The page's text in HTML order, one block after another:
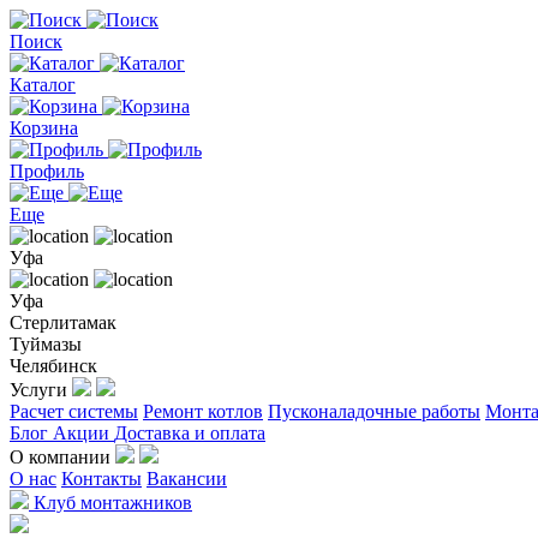
Поиск
Каталог
Корзина
Профиль
Еще
Уфа
Уфа
Стерлитамак
Туймазы
Челябинск
Услуги
Расчет системы Ремонт котлов Пусконаладочные работы
Блог Акции Доставка и оплата
О компании
О нас Контакты Вакансии
Клуб монтажников